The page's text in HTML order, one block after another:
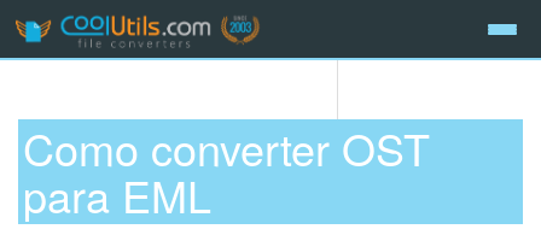
Como converter OST
para EML